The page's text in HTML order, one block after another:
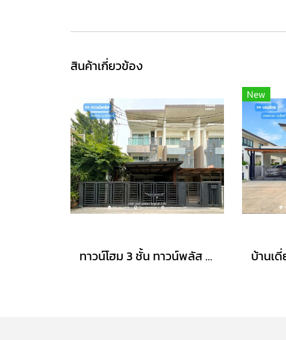
สินค้าเกี่ยวข้อง
ทาวน์โฮม 3 ชั้น ทาวน์พลัส เกษตร-นวมินทร์ หลังริม (ขนาด 28 ตร.ว.) ถ.คลองลำเจียก แขวงนวลจันทร์ เขตบึงกุ่ม กรุงเทพมหานคร : Towmplus Keset-Nawamin
New